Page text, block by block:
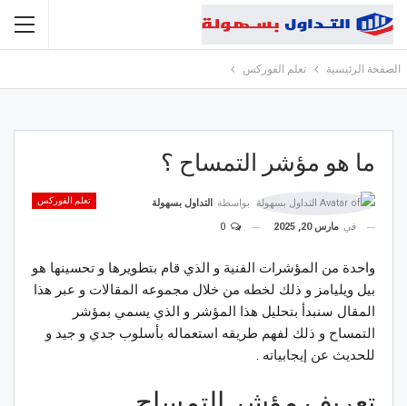
الصفحة الرئيسية تعلم الفوركس
ما هو مؤشر التمساح ؟
تعلم الفوركس بواسطة
التداول بسهولة
في مارس 20, 2025
واحدة من المؤشرات الفنية و الذي قام بتطويرها و تحسينها هو
بيل ويليامز و ذلك لخطه من خلال مجموعه المقالات و عبر هذا
المقال سنبدأ بتحليل هذا المؤشر و الذي يسمي بمؤشر
التمساح و ذلك لفهم طريقه استعماله بأسلوب جدي و جيد و
للحديث عن إيجابياته .